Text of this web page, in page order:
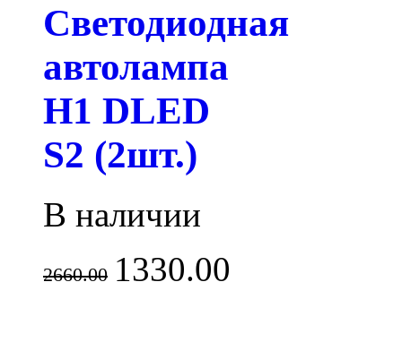
Светодиодная
автолампа
H1 DLED
S2 (2шт.)
В наличии
2660.00 1330.00